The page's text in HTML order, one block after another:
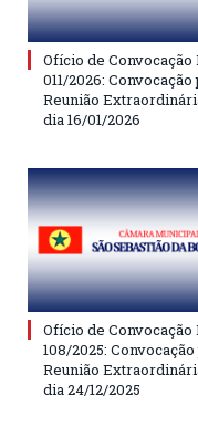
Ofício de Convocação
011/2026: Convocação
Reunião
dia 16/01/2026
Ofício de Convocação
108/2025:
Reunião
dia 24/12/2025